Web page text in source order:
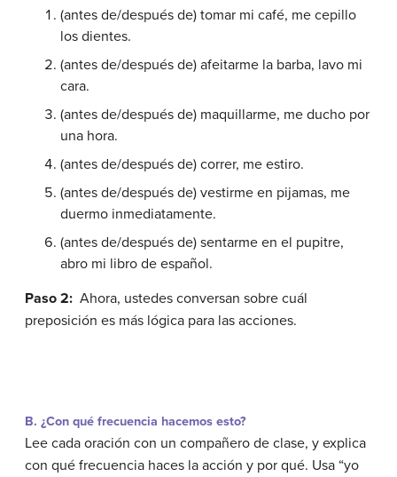
(antes de/después de) tomar mi café, me cepillo
los dientes.
(antes de/después de) afeitarme la barba, lavo mi
cara.
(antes de/después de) maquillarme, me ducho por
una hora.
(antes de/después de) correr, me estiro.
(antes de/después de) vestirme en pijamas, me
duermo inmediatamente.
(antes de/después de) sentarme en el pupitre,
abro mi libro de español.
Paso 2: Ahora, ustedes conversan sobre cuál
preposición es más lógica para las acciones.
B. ¿Con qué frecuencia hacemos esto?
Lee cada oración con un compañero de clase, y explica
con qué frecuencia haces la acción y por qué. Usa “yo